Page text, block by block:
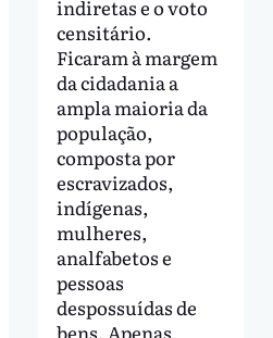
indiretas e o voto
censitário.
Ficaram à margem
da cidadania a
ampla maioria da
população,
composta por
escravizados,
indígenas,
mulheres,
analfabetos e
pessoas
despossuídas de
bens. Apenas